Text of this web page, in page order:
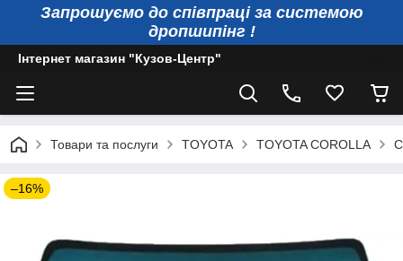
Запрошуємо до співпраці за системою
дропшипінг !
Інтернет магазин "Кузов-Центр"
Товари та послуги TOYOTA TOYOTA COROLLA
–16%